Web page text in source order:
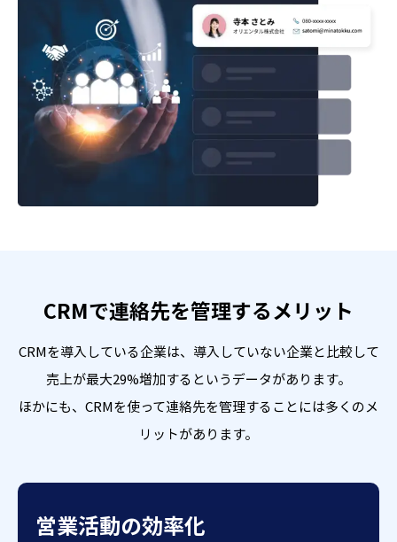
CRMで連絡先を管理するメリット
CRMを導入している企業は、導入していない企業と比較して
売上が最大29%増加するというデータがあります。
ほかにも、CRMを使って連絡先を管理することには多くのメ
リットがあります。
営業活動の効率化